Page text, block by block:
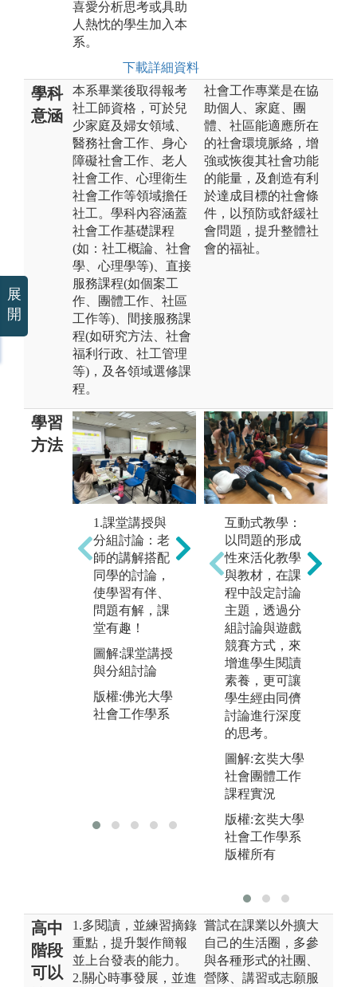
喜愛分析思考或具助
人熱忱的學生加入本
系。
下載詳細資料
學科
意涵
本系畢業後取得報考
社工師資格，可於兒
少家庭及婦女領域、
醫務社會工作、身心
障礙社會工作、老人
社會工作、心理衛生
社會工作等領域擔任
社工。學科內容涵蓋
社會工作基礎課程
(如：社工概論、社會
學、心理學等)、直接
服務課程(如個案工
作、團體工作、社區
工作等)、間接服務課
程(如研究方法、社會
福利行政、社工管理
等)，及各領域選修課
程。
社會工作專業是在協
助個人、家庭、團
體、社區能適應所在
的社會環境脈絡，增
強或恢復其社會功能
的能量，及創造有利
於達成目標的社會條
件，以預防或舒緩社
會問題，提升整體社
會的福祉。
學習
方法
1.課堂講授與
分組討論：老
師的講解搭配
同學的討論，
使學習有伴、
問題有解，課
堂有趣！
圖解:課堂講授
與分組討論
版權:佛光大學
社會工作學系
結合生成式AI
於課堂學習、
運用統計軟體
分析調查調查
結果等
圖解:上機實作
版權:佛光大學
社會工作學系
互動式教學：
以問題的形成
性來活化教學
與教材，在課
程中設定討論
主題，透過分
組討論與遊戲
競賽方式，來
增進學生閱讀
素養，更可讓
學生經由同儕
討論進行深度
的思考。
圖解:玄奘大學
社會團體工作
課程實況
版權:玄奘大學
社會工作學系
版權所有
高中
階段
可以
1.多閱讀，並練習摘錄
重點，提升製作簡報
並上台發表的能力。
2.關心時事發展，並進
嘗試在課業以外擴大
自己的生活圈，多參
與各種形式的社團、
營隊、講習或志願服
展
開